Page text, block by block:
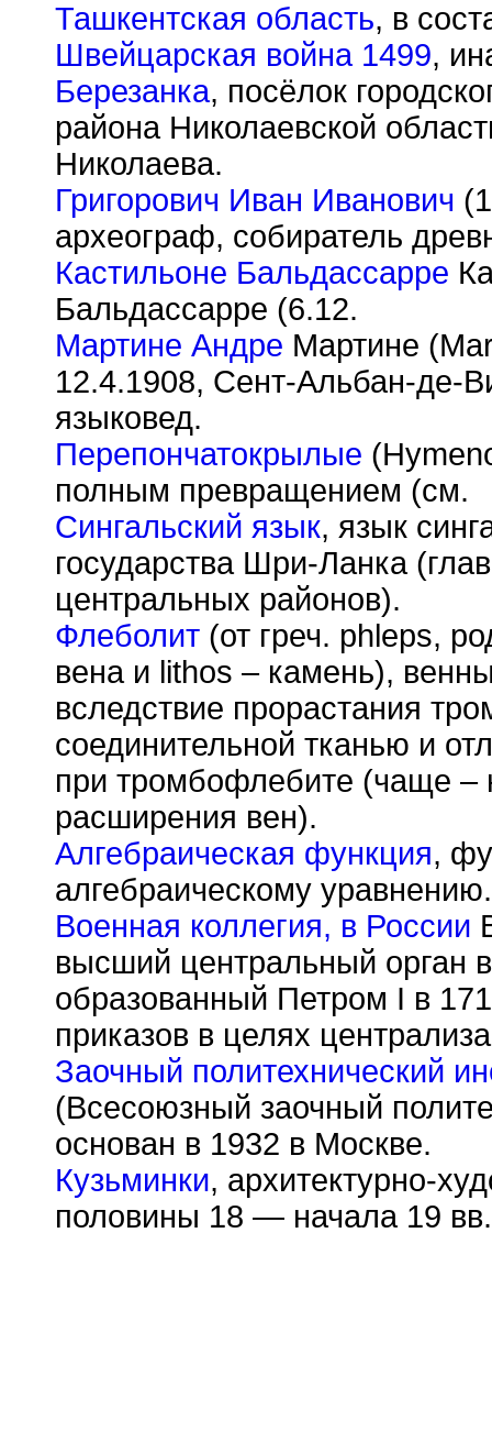
Ташкентская область, в
Швейцарская война 1499,
Березанка, посёлок
района Николаевской
Николаева.
Григорович Иван Иванович
археограф, собиратель
Кастильоне Бальдассарре
Бальдассарре (6.12.
Мартине Андре Мартине
12.4.1908, Сент-Альбан-де-
языковед.
Перепончатокрылые
полным превращением (см.
Сингальский язык, язык
государства Шри-Ланка
центральных районов).
Флеболит (от греч. phleps,
вена и lithos – камень),
вследствие прорастания
соединительной тканью и
при тромбофлебите (чаще –
расширения вен).
Алгебраическая функция,
алгебраическому уравнению.
Военная коллегия, в России
высший центральный орган
образованный Петром I в
приказов в целях
Заочный политехнический
(Всесоюзный заочный
основан в 1932 в Москве.
Кузьминки, архитектурно-
половины 18 — начала 19 вв.